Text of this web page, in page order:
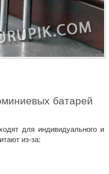
батарей
для индивидуального и
из-за: